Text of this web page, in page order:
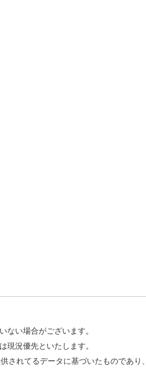
ない場合がございます。
現況優先といたします。
されてるデータに基づいたものであ